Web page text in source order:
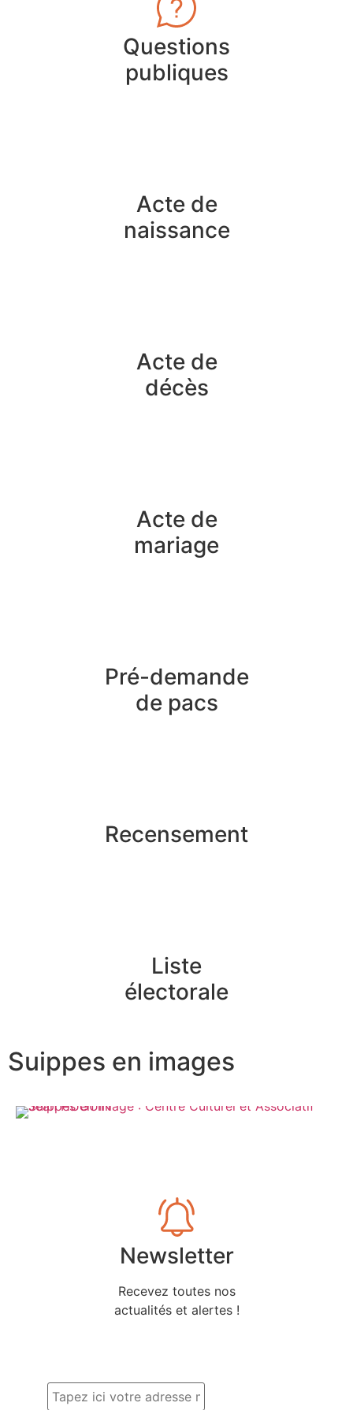
Questions
publiques
Acte de
naissance
Acte de
décès
Acte de
mariage
Pré-demande
de pacs
Recensement
Liste
électorale
Suippes en images
Newsletter
Recevez toutes nos
actualités et alertes !